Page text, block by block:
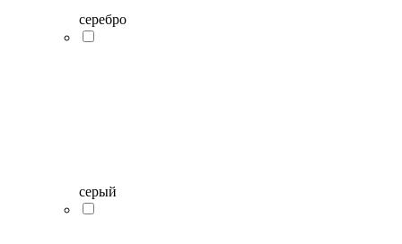
серебро
серый